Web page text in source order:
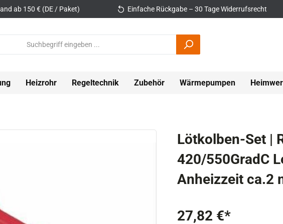
ab 150 € (DE / Paket) Einfache Rückgabe – 30 Tage Widerrufsrecht
Heizrohr Regeltechnik Zubehör Wärmepumpen
Lötkolben-Set |
420/550GradC
Anheizzeit ca.2
27,82 €*